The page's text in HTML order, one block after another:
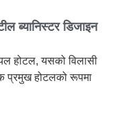
ब्यानिस्टर डिजाइन
होटल, यसको विलासी
प्रमुख होटलको रूपमा